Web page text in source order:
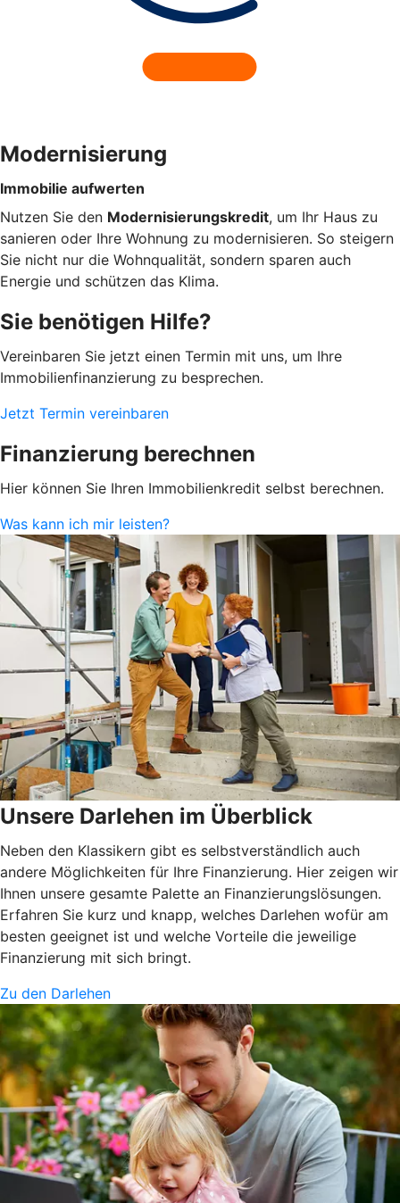
Modernisierung
Immobilie aufwerten
Nutzen Sie den Modernisierungskredit, um Ihr Haus zu
sanieren oder Ihre Wohnung zu modernisieren. So steigern
Sie nicht nur die Wohnqualität, sondern sparen auch
Energie und schützen das Klima.
Sie benötigen Hilfe?
Vereinbaren Sie jetzt einen Termin mit uns, um Ihre
Immobilienfinanzierung zu besprechen.
Jetzt Termin vereinbaren
Finanzierung berechnen
Hier können Sie Ihren Immobilienkredit selbst berechnen.
Was kann ich mir leisten?
Unsere Darlehen im Überblick
Neben den Klassikern gibt es selbstverständlich auch
andere Möglichkeiten für Ihre Finanzierung. Hier zeigen wir
Ihnen unsere gesamte Palette an Finanzierungslösungen.
Erfahren Sie kurz und knapp, welches Darlehen wofür am
besten geeignet ist und welche Vorteile die jeweilige
Finanzierung mit sich bringt.
Zu den Darlehen